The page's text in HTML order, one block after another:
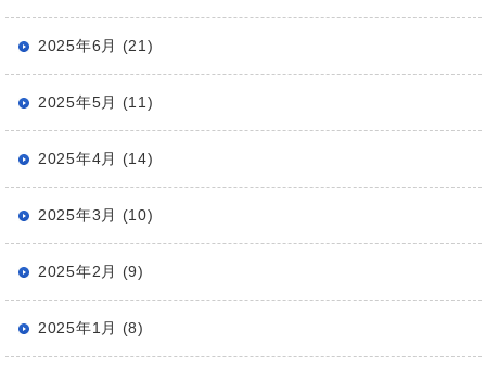
2025年6月 (21)
2025年5月 (11)
2025年4月 (14)
2025年3月 (10)
2025年2月 (9)
2025年1月 (8)